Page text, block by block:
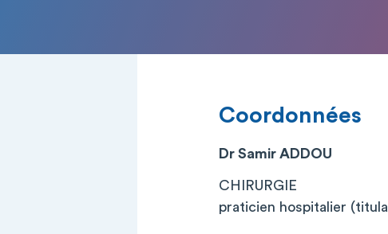
Coordonnées
Dr Samir ADDOU
CHIRURGIE
praticien hospitalier